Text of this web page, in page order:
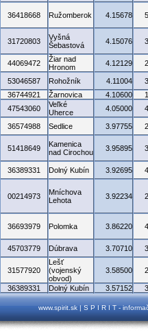
36418668 Ružomberok 4.15678
31720803
Vyšná
Šebastová
4.15076
44069472
Žiar nad
Hronom
4.12129
53046587 Rohožník 4.11004
36744921 Žarnovica 4.10600
47543060
Veľké
Uherce
4.05000
36574988 Sedlice 3.97755
51418649
Kamenica
nad Cirochou
3.95895
36389331 Dolný Kubín 3.92695
00214973
Mníchova
Lehota
3.92234
36693979 Polomka 3.86220
45703779 Dúbrava 3.70710
31577920
Lešť
(vojenský
obvod)
3.58500
36389331 Dolný Kubín 3.57152
www.spirit.sk | S P I R I T -